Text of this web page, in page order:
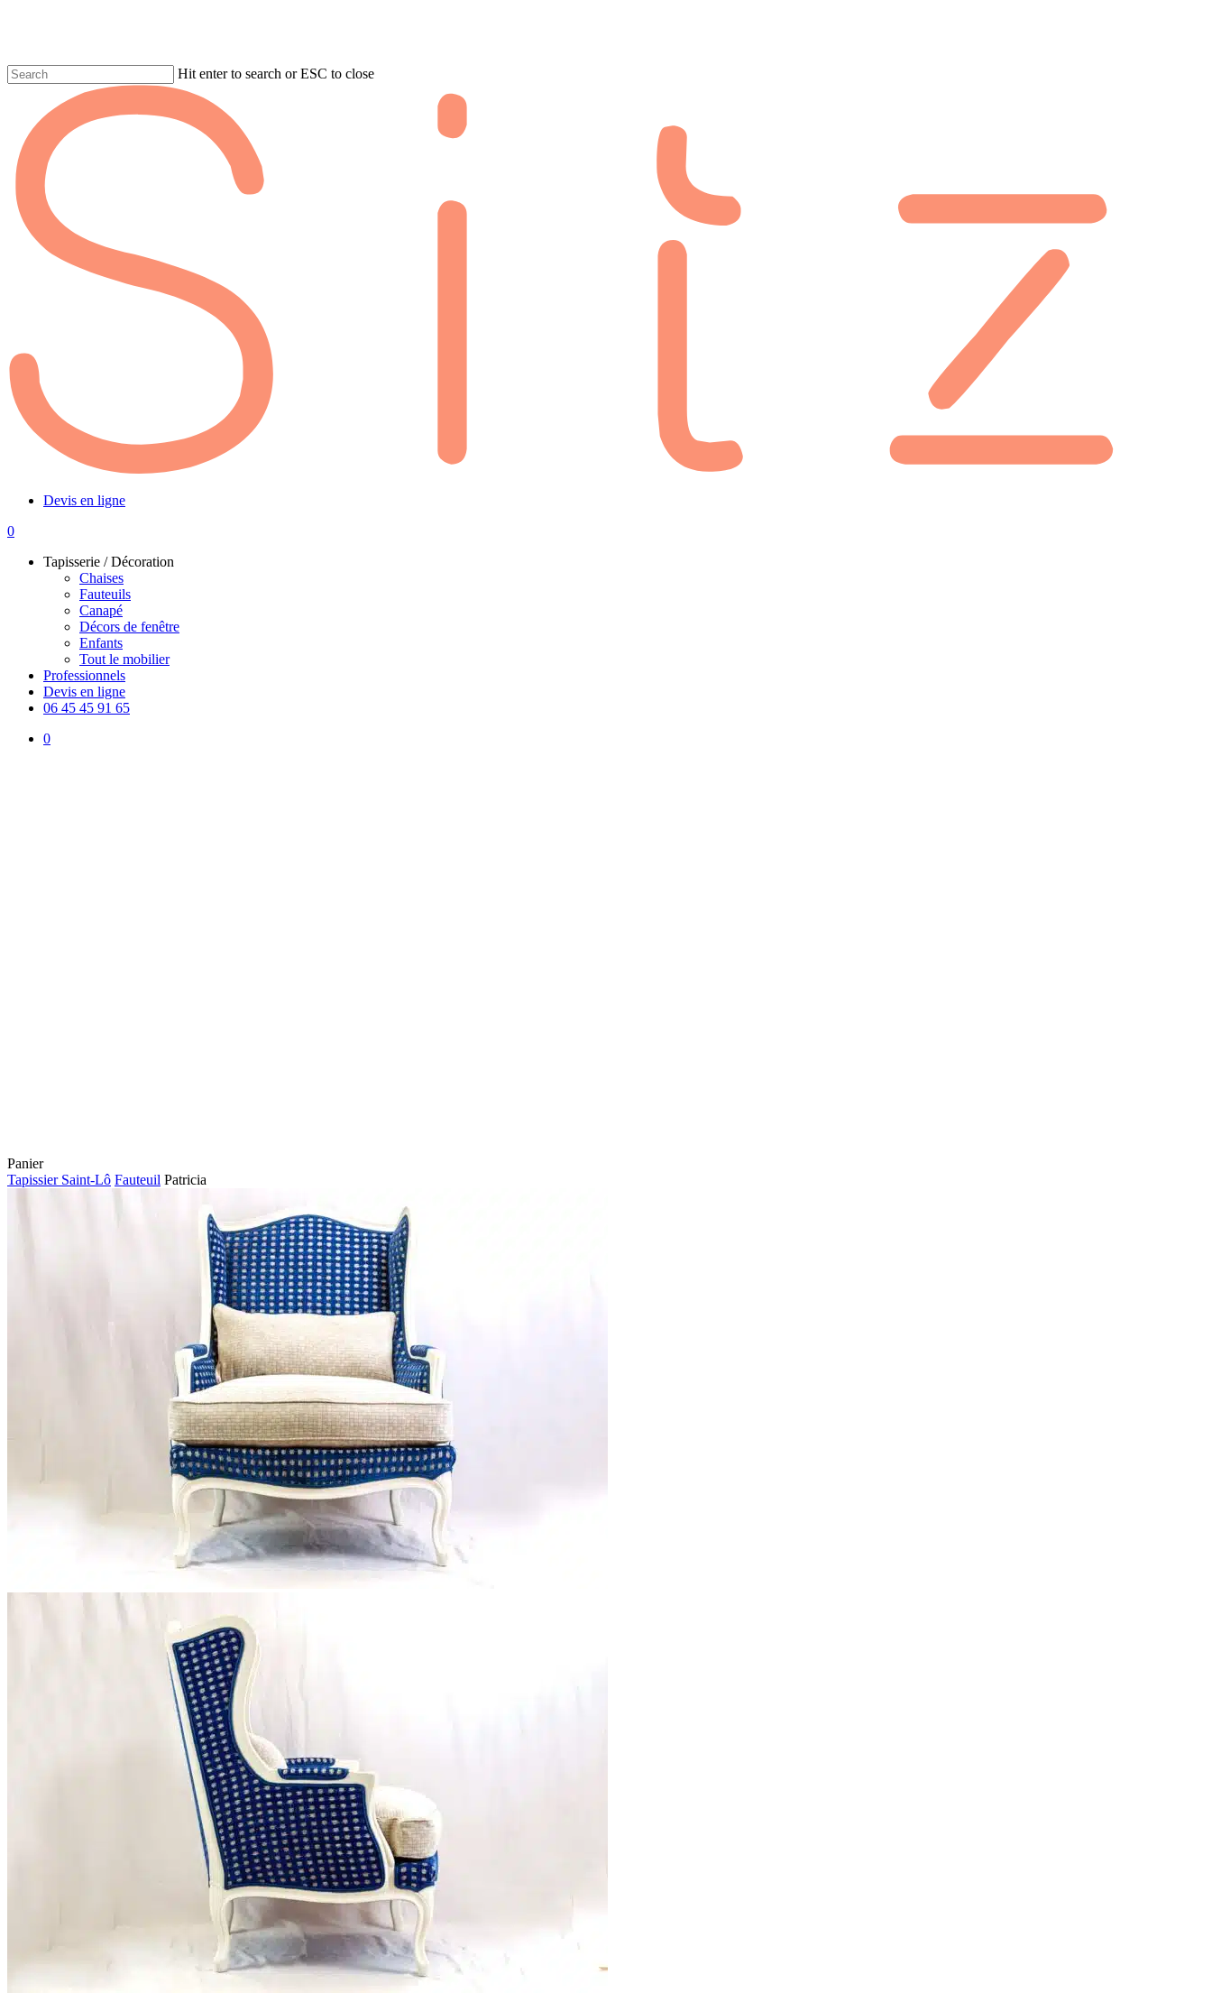
content
Hit enter to search or ESC to close
recherche
Devis en ligne
0
Tapisserie / Décoration
Chaises
Fauteuils
Canapé
Décors de fenêtre
Enfants
Tout le mobilier
Professionnels
Devis en ligne
06 45 45 91 65
0
PanierFermer
le
Tapissier Saint-Lô Fauteuil Patricia